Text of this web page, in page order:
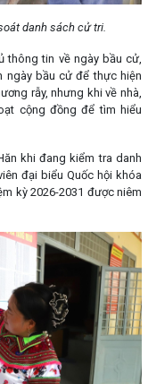
danh sách cử tri.
thông tin về ngày bầu cử,
ngày bầu cử để thực hiện
rẫy, nhưng khi về nhà,
cộng đồng để tìm hiểu
khi đang kiểm tra danh
đại biểu Quốc hội khóa
kỳ 2026-2031 được niêm